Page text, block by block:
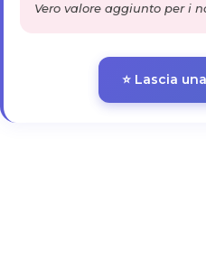
Vero valore aggiunto per i
⭐ Lascia